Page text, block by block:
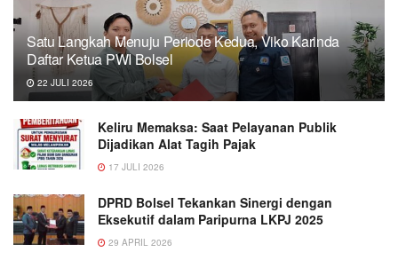
Satu Langkah Menuju Periode Kedua, Viko Karinda
Daftar Ketua PWI Bolsel
22 JULI 2026
Keliru Memaksa: Saat Pelayanan Publik
Dijadikan Alat Tagih Pajak
17 JULI 2026
DPRD Bolsel Tekankan Sinergi dengan
Eksekutif dalam Paripurna LKPJ 2025
29 APRIL 2026